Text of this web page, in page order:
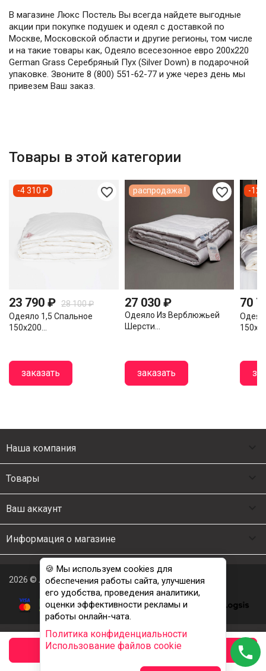
В магазине Люкс Постель Вы всегда найдете выгодные
акции при покупке подушек и одеял с доставкой по
Москве, Московской области и другие регионы, том числе
и на такие товары как, Одеяло всесезонное евро 200х220
German Grass Серебряный Пух (Silver Down) в подарочной
упаковке. Звоните 8 (800) 551-62-77 и уже через день мы
привезем Ваш заказ.
Товары в этой категории
favorite_border
23 790 ₽ 28 100 ₽
Одеяло 1,5 Спальное
150х200...
заказать
-4 310 ₽ favorite_border
27 030 ₽
Одеяло Из Верблюжьей
Шерсти...
заказать
распродажа !
70
-12
Наша компания
Товары
Ваш аккаунт
Информация о магазине
2026 © Люкс Постель
🍪 Мы используем cookies для
обеспечения работы сайта, улучшения
его удобства, проведения аналитики,
оценки эффективности рекламы и
работы онлайн-чата.
Политика конфиденциальности
Использование файлов cookie
phone
заказать